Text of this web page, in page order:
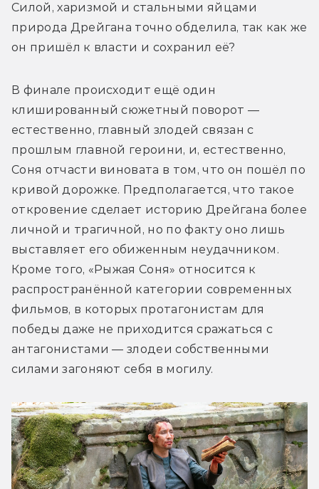
Силой, харизмой и стальными яйцами
природа Дрейгана точно обделила, так как же
он пришёл к власти и сохранил её?
В финале происходит ещё один
клишированный сюжетный поворот —
естественно, главный злодей связан с
прошлым главной героини, и, естественно,
Соня отчасти виновата в том, что он пошёл по
кривой дорожке. Предполагается, что такое
откровение сделает историю Дрейгана более
личной и трагичной, но по факту оно лишь
выставляет его обиженным неудачником.
Кроме того, «Рыжая Соня» относится к
распространённой категории современных
фильмов, в которых протагонистам для
победы даже не приходится сражаться с
антагонистами — злодеи собственными
силами загоняют себя в могилу.